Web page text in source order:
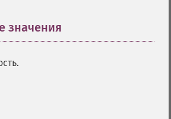
значения